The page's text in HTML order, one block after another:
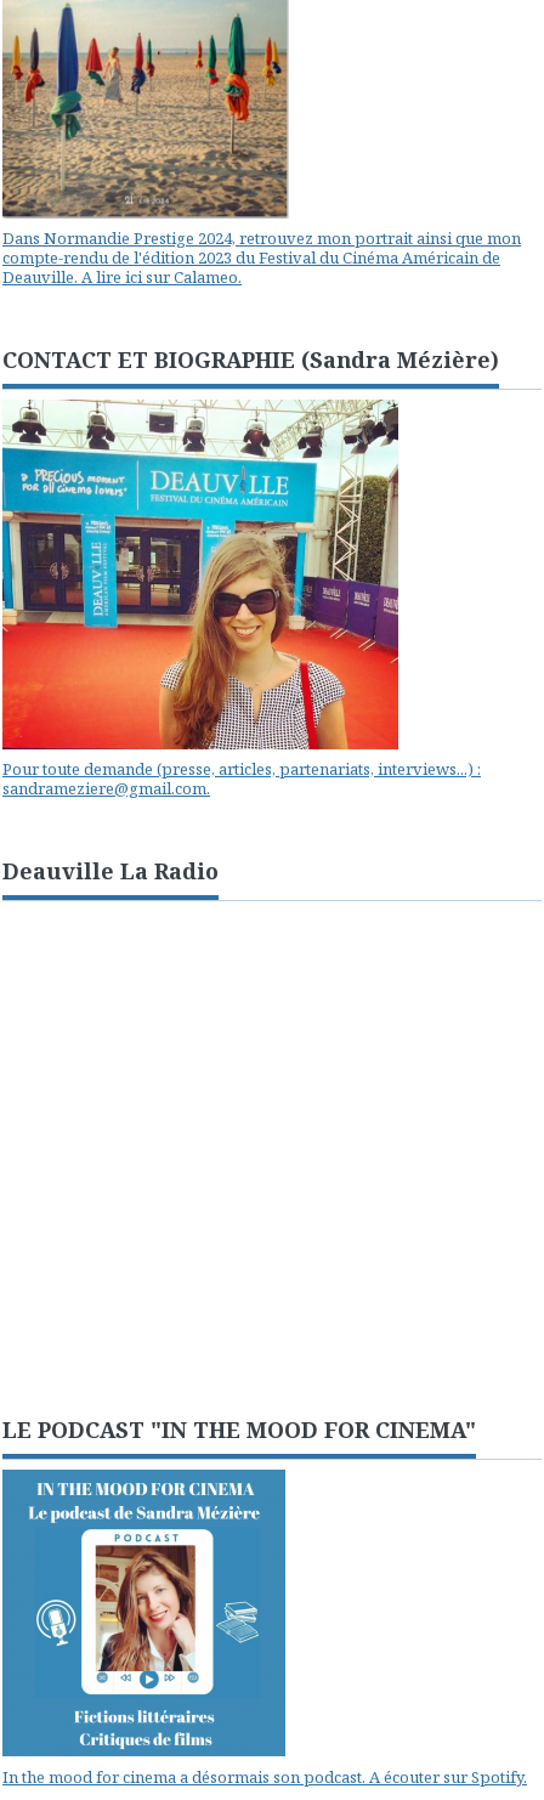
Dans Normandie Prestige 2024, retrouvez mon portrait ainsi que mon
compte-rendu de l'édition 2023 du Festival du Cinéma Américain de
Deauville. A lire ici sur Calameo.
CONTACT ET BIOGRAPHIE (Sandra Mézière)
Pour toute demande (presse, articles, partenariats, interviews...) :
sandrameziere@gmail.com.
Deauville La Radio
LE PODCAST "IN THE MOOD FOR CINEMA"
In the mood for cinema a désormais son podcast. A écouter sur Spotify.